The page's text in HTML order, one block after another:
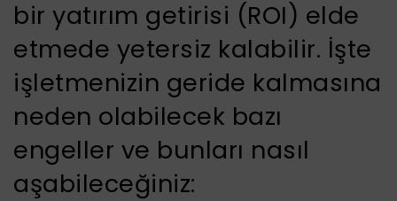
bir yatırım getirisi (ROI) elde
etmede yetersiz kalabilir. İşte
işletmenizin geride kalmasına
neden olabilecek bazı
engeller ve bunları nasıl
aşabileceğiniz: